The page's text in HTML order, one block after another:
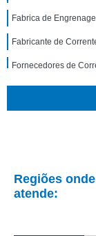
Fabrica de
Fabricante de
Fornecedores de
Polias
Roda Dentada para
Transportadores
Regiões
atende: